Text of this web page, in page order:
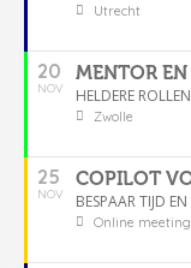
Utrecht
20
NOV
MENTOR
HELDERE
Zwolle
25
NOV
COPILOT
BESPAAR TIJD
Online meeting